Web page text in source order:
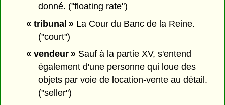
donné. ("floating rate")
« tribunal »La Cour du Banc de la Reine.
("court")
« vendeur »Sauf à la partie XV, s'entend
également d'une personne qui loue des
objets par voie de location-vente au détail.
("seller")